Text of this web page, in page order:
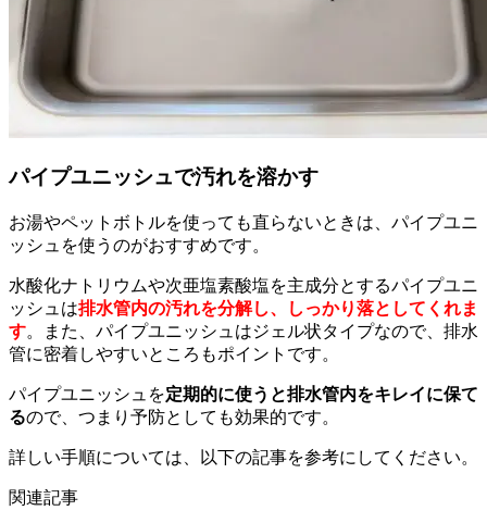
パイプユニッシュで汚れを溶かす
お湯やペットボトルを使っても直らないときは、パイプユニ
ッシュを使うのがおすすめです。
水酸化ナトリウムや次亜塩素酸塩を主成分とするパイプユニ
ッシュは排水管内の汚れを分解し、しっかり落としてくれま
す。また、パイプユニッシュはジェル状タイプなので、排水
管に密着しやすいところもポイントです。
パイプユニッシュを定期的に使うと排水管内をキレイに保て
るので、つまり予防としても効果的です。
詳しい手順については、以下の記事を参考にしてください。
関連記事